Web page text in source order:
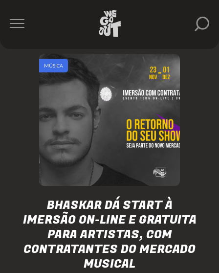
BHASKAR DÁ START À
IMERSÃO ON-LINE E GRATUITA
PARA ARTISTAS, COM
CONTRATANTES DO MERCADO
MUSICAL
MÚSICA